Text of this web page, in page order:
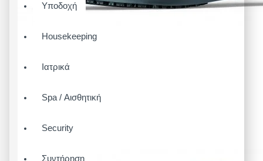
Υποδοχή
Housekeeping
Ιατρικά
Spa / Αισθητική
Security
Συντήρηση